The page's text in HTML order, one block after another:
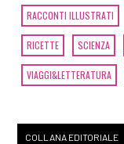
RACCONTI ILLUSTRATI
RICETTE SCIENZA
VIAGGI&LETTERATURA
COLLANA EDITORIALE